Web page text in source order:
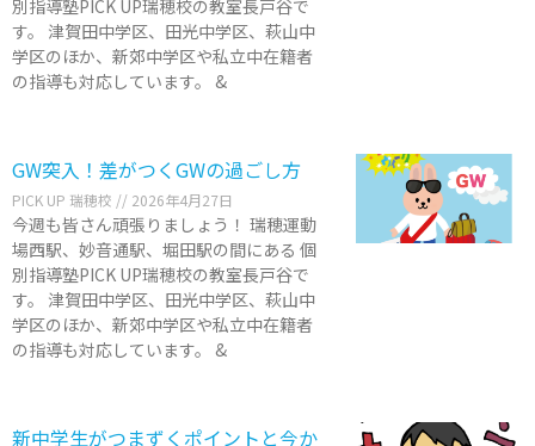
別指導塾PICK UP瑞穂校の教室長戸谷で
す。 津賀田中学区、田光中学区、萩山中
学区のほか、新郊中学区や私立中在籍者
の指導も対応しています。 &
GW突入！差がつくGWの過ごし方
PICK UP 瑞穂校 2026年4月27日
今週も皆さん頑張りましょう！ 瑞穂運動
場西駅、妙音通駅、堀田駅の間にある 個
別指導塾PICK UP瑞穂校の教室長戸谷で
す。 津賀田中学区、田光中学区、萩山中
学区のほか、新郊中学区や私立中在籍者
の指導も対応しています。 &
新中学生がつまずくポイントと今か